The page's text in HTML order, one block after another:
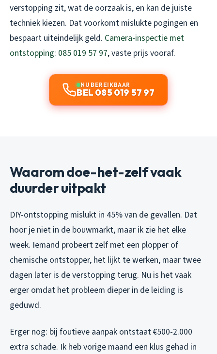
verstopping zit, wat de oorzaak is, en kan de juiste
techniek kiezen. Dat voorkomt mislukte pogingen en
bespaart uiteindelijk geld. Camera-inspectie met
ontstopping: 085 019 57 97, vaste prijs vooraf.
NU BEREIKBAAR
BEL 085 019 57 97
Waarom doe-het-zelf vaak
duurder uitpakt
DIY-ontstopping mislukt in 45% van de gevallen. Dat
hoor je niet in de bouwmarkt, maar ik zie het elke
week. Iemand probeert zelf met een plopper of
chemische ontstopper, het lijkt te werken, maar twee
dagen later is de verstopping terug. Nu is het vaak
erger omdat het probleem dieper in de leiding is
geduwd.
Erger nog: bij foutieve aanpak ontstaat €500-2.000
extra schade. Ik heb vorige maand een klus gehad in